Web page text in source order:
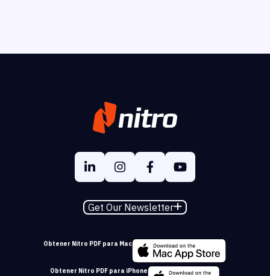
Get Our Newsletter
Obtener Nitro PDF para Mac
Obtener Nitro PDF para iPhone